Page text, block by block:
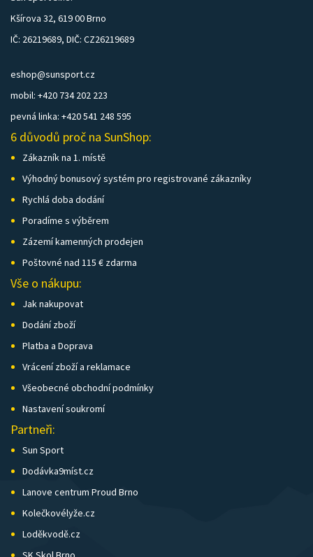
Kšírova 32, 619 00 Brno
IČ: 26219689, DIČ: CZ26219689
eshop@sunsport.cz
mobil: +420 734 202 223
pevná linka: +420 541 248 595
6 důvodů proč na SunShop:
Zákazník na 1. místě
Výhodný bonusový systém pro registrované zákazníky
Rychlá doba dodání
Poradíme s výběrem
Zázemí kamenných prodejen
Poštovné nad 115 € zdarma
Vše o nákupu:
Jak nakupovat
Dodání zboží
Platba a Doprava
Vrácení zboží a reklamace
Všeobecné obchodní podmínky
Nastavení soukromí
Partneři:
Sun Sport
Dodávka9míst.cz
Lanove centrum Proud Brno
Kolečkovélyže.cz
Loděkvodě.cz